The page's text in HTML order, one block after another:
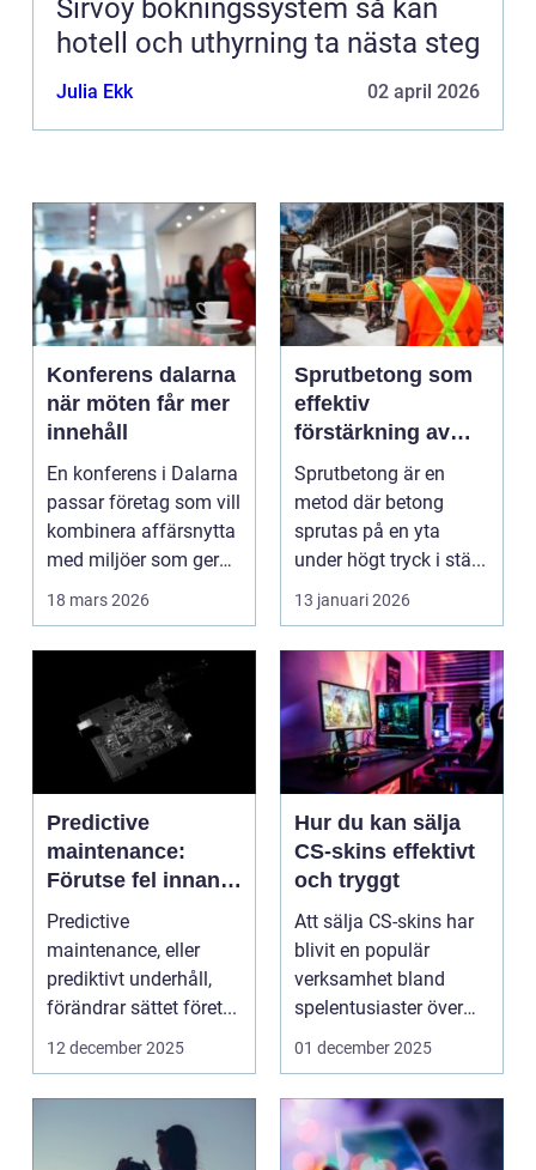
Sirvoy bokningssystem så kan
hotell och uthyrning ta nästa steg
Julia Ekk 02 april 2026
Konferens dalarna
när möten får mer
innehåll
En konferens i Dalarna
passar företag som vill
kombinera affärsnytta
med miljöer som ger
lugn, fokus...
18 mars 2026
Sprutbetong som
effektiv
förstärkning av
berg och betong
Sprutbetong är en
metod där betong
sprutas på en yta
under högt tryck i stä...
13 januari 2026
Predictive
maintenance:
Förutse fel innan
de uppstår med
hjälp av sensorer
Predictive
maintenance, eller
prediktivt underhåll,
förändrar sättet föret...
12 december 2025
Hur du kan sälja
CS-skins effektivt
och tryggt
Att sälja CS-skins har
blivit en populär
verksamhet bland
spelentusiaster över
hela v...
01 december 2025